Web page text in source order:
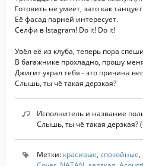
Готовить не умеет, зато как
Её фасад парней интересует.
Селфи в Istagram! Do it! Do it!
Увёл её из клуба, теперь пора
В багажнике прохладно, прошу
Джигит украл тебя - это причина
Слышь, ты чё такая дерзкая?
Исполнитель и название
Слышь, ты чё такая дерзкая?
Метки: красивые, спокойные,